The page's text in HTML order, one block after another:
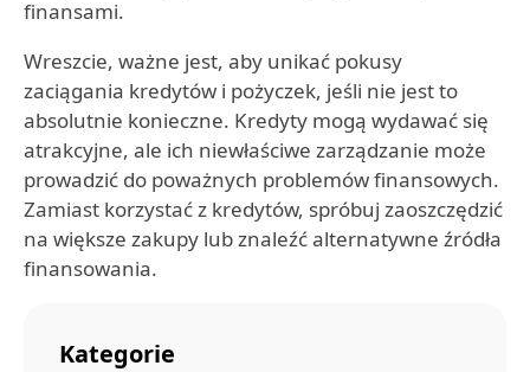
finansami.
Wreszcie, ważne jest, aby unikać pokusy
zaciągania kredytów i pożyczek, jeśli nie jest to
absolutnie konieczne. Kredyty mogą wydawać się
atrakcyjne, ale ich niewłaściwe zarządzanie może
prowadzić do poważnych problemów finansowych.
Zamiast korzystać z kredytów, spróbuj zaoszczędzić
na większe zakupy lub znaleźć alternatywne źródła
finansowania.
Kategorie